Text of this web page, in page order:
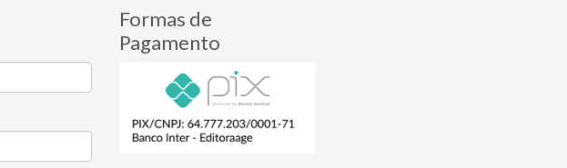
Formas de
Pagamento